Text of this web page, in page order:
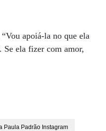
apoiá-la no que ela
Se ela fizer com amor,
Paula Padrão Instagram